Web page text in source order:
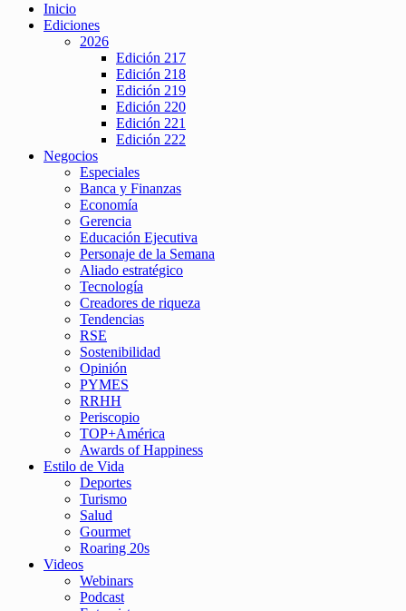
Inicio
Ediciones
2026
Edición 217
Edición 218
Edición 219
Edición 220
Edición 221
Edición 222
Negocios
Especiales
Banca y Finanzas
Economía
Gerencia
Educación Ejecutiva
Personaje de la Semana
Aliado estratégico
Tecnología
Creadores de riqueza
Tendencias
RSE
Sostenibilidad
Opinión
PYMES
RRHH
Periscopio
TOP+América
Awards of Happiness
Estilo de Vida
Deportes
Turismo
Salud
Gourmet
Roaring 20s
Videos
Webinars
Podcast